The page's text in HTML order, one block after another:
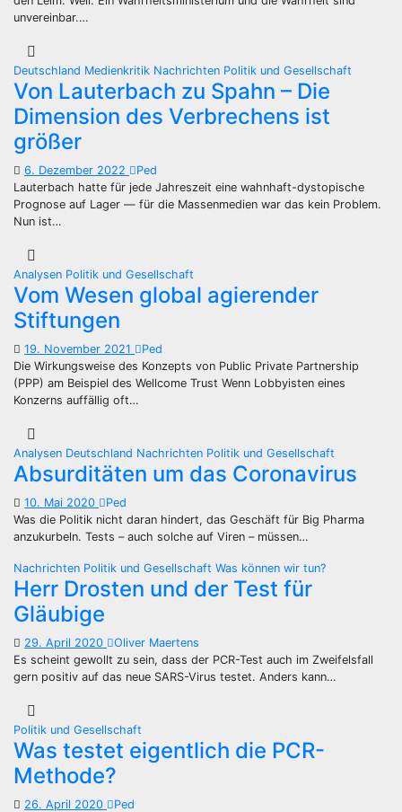
unvereinbar.…
Deutschland Medienkritik Nachrichten Politik und Gesellschaft
Von Lauterbach zu Spahn – Die
Dimension des Verbrechens ist
größer
6. Dezember 2022
Ped
Lauterbach hatte für jede Jahreszeit eine wahnhaft-dystopische
Prognose auf Lager — für die Massenmedien war das kein Problem.
Nun ist…
Analysen Politik und Gesellschaft
Vom Wesen global agierender
Stiftungen
19. November 2021
Ped
Die Wirkungsweise des Konzepts von Public Private Partnership
(PPP) am Beispiel des Wellcome Trust Wenn Lobbyisten eines
Konzerns auffällig oft…
Analysen Deutschland Nachrichten Politik und Gesellschaft
Absurditäten um das Coronavirus
10. Mai 2020
Ped
Was die Politik nicht daran hindert, das Geschäft für Big Pharma
anzukurbeln. Tests – auch solche auf Viren – müssen…
Nachrichten Politik und Gesellschaft Was können wir tun?
Herr Drosten und der Test für
Gläubige
29. April 2020
Oliver Maertens
Es scheint gewollt zu sein, dass der PCR-Test auch im Zweifelsfall
gern positiv auf das neue SARS-Virus testet. Anders kann…
Politik und Gesellschaft
Was testet eigentlich die PCR-
Methode?
26. April 2020
Ped